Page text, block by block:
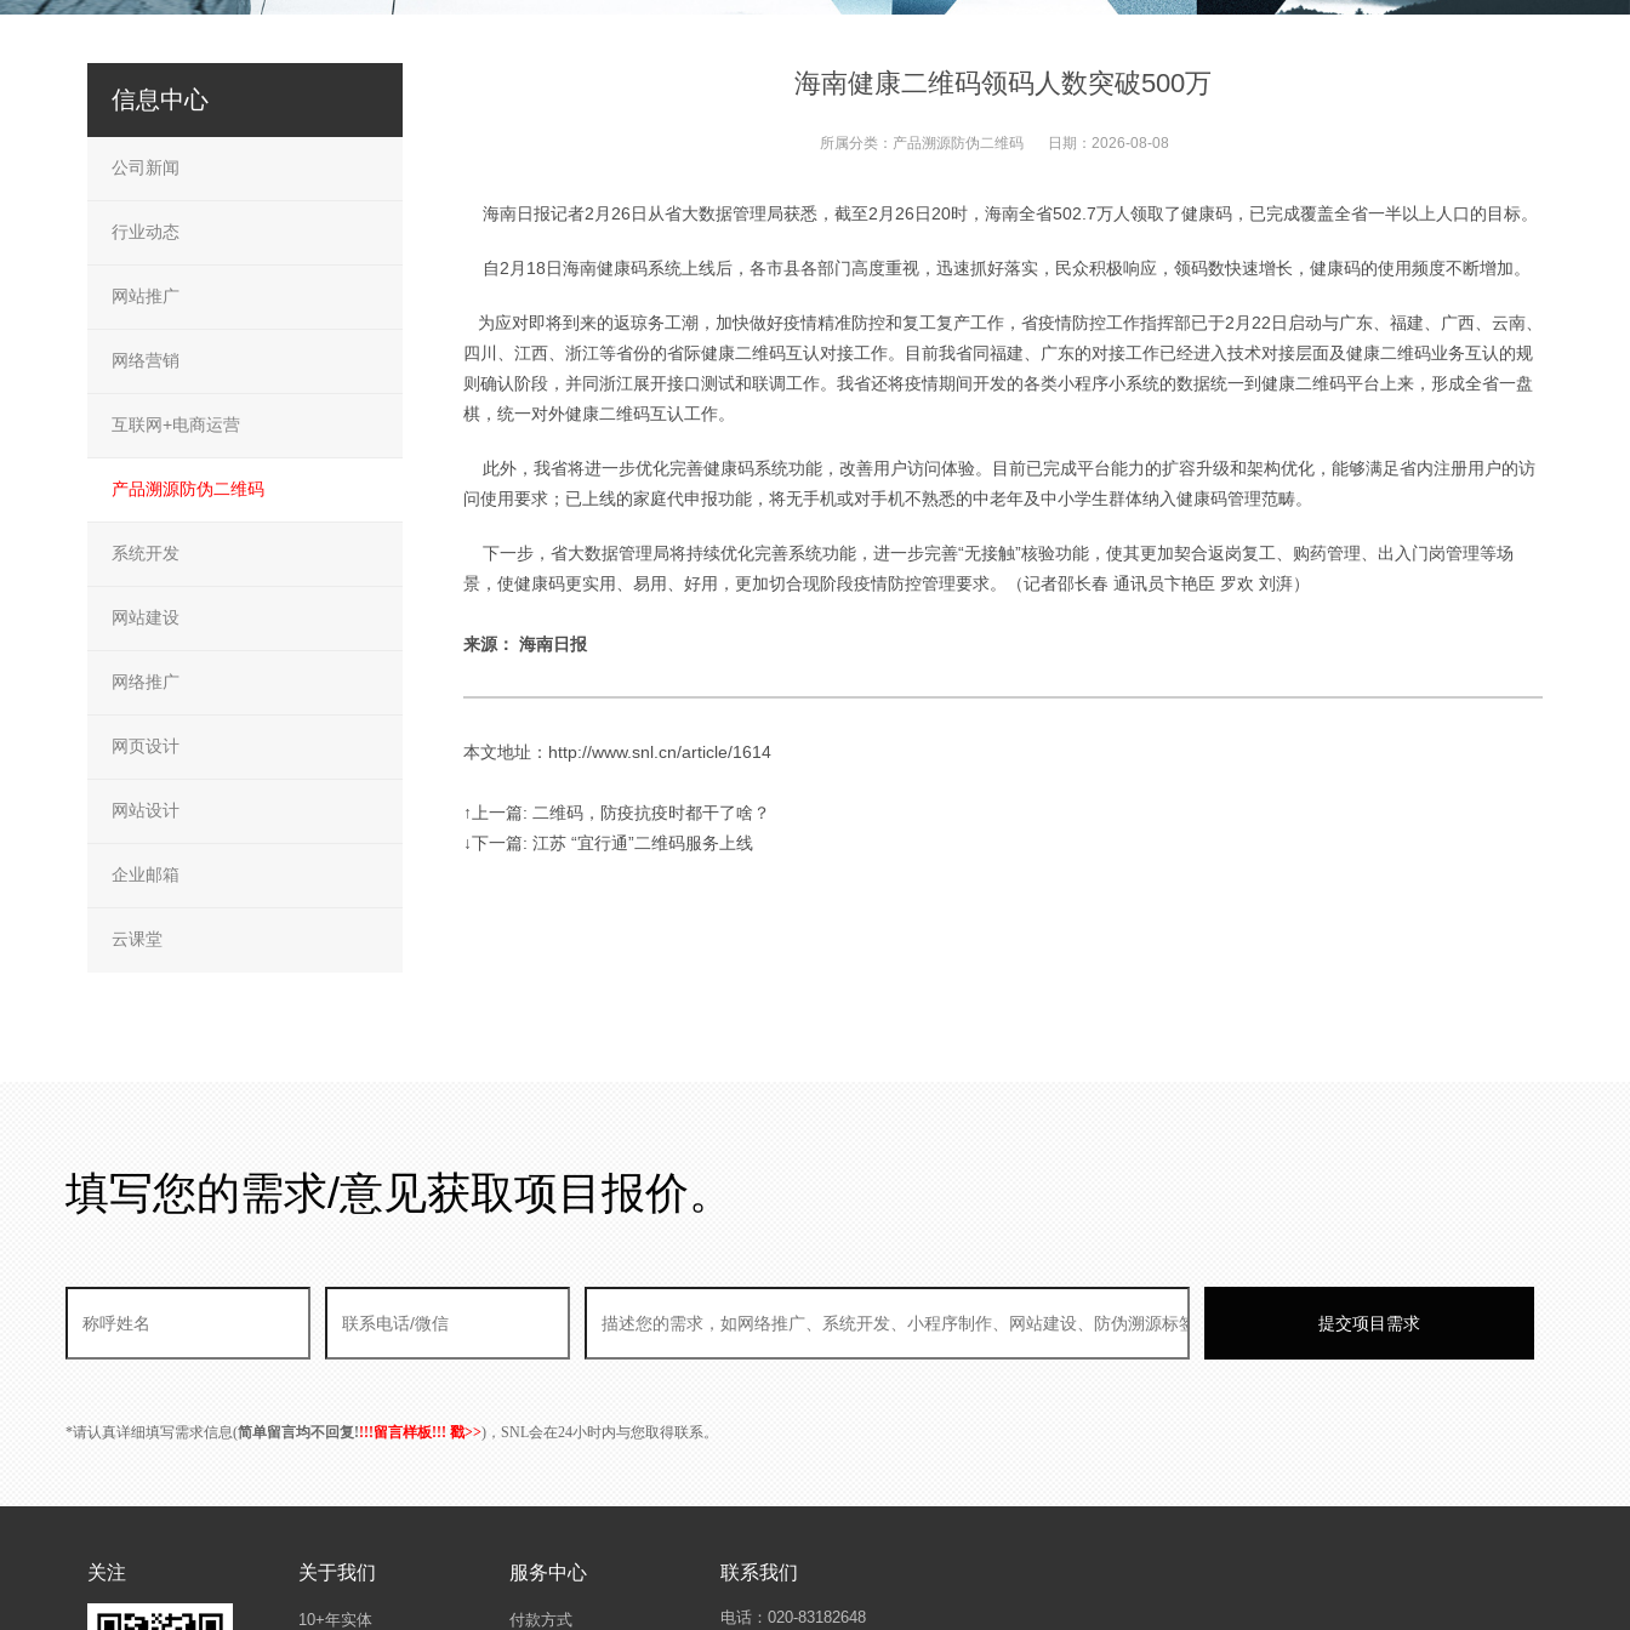
海南健康二维码领码人数突破500万
所属分类： 产品溯源防伪二维码 日期： 2026-08-08
海南日报记者2月26日从省大数据管理局获悉，截至2月26日20时，海南全省502.7万人领取了健康码，已完成覆盖全省一半以上人口的目标。
自2月18日海南健康码系统上线后，各市县各部门高度重视，迅速抓好落实，民众积极响应，领码数快速增长，健康码的使用频度不断增加。
为应对即将到来的返琼务工潮，加快做好疫情精准防控和复工复产工作，省疫情防控工作指挥部已于2月22日启动与广东、福建、广西、云南、
四川、江西、浙江等省份的省际健康二维码互认对接工作。目前我省同福建、广东的对接工作已经进入技术对接层面及健康二维码业务互认的规
则确认阶段，并同浙江展开接口测试和联调工作。我省还将疫情期间开发的各类小程序小系统的数据统一到健康二维码平台上来，形成全省一盘
棋，统一对外健康二维码互认工作。
此外，我省将进一步优化完善健康码系统功能，改善用户访问体验。目前已完成平台能力的扩容升级和架构优化，能够满足省内注册用户的访
问使用要求；已上线的家庭代申报功能，将无手机或对手机不熟悉的中老年及中小学生群体纳入健康码管理范畴。
下一步，省大数据管理局将持续优化完善系统功能，进一步完善“无接触”核验功能，使其更加契合返岗复工、购药管理、出入门岗管理等场
景，使健康码更实用、易用、好用，更加切合现阶段疫情防控管理要求。（记者邵长春 通讯员卞艳臣 罗欢 刘湃）
来源： 海南日报
本文地址：http://www.snl.cn/article/1614
↑上一篇: 二维码，防疫抗疫时都干了啥？
↓下一篇: 江苏 “宜行通”二维码服务上线
信息中心
公司新闻
行业动态
网站推广
网络营销
互联网+电商运营
产品溯源防伪二维码
系统开发
网站建设
网络推广
网页设计
网站设计
企业邮箱
云课堂
填写您的需求/意见获取项目报价。
*请认真详细填写需求信息(简单留言均不回复!!!!留言样板!!! 戳>>)，SNL会在24小时内与您取得联系。
关注 关于我们
10+年实体
服务中心
付款方式
联系我们
电话：020-83182648